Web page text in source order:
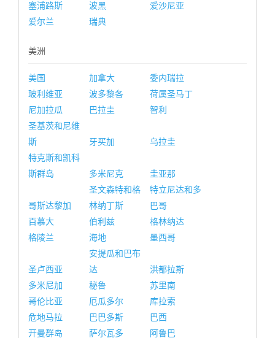
塞浦路斯
波黑
爱沙尼亚
爱尔兰
瑞典
美洲
美国 加拿大
委内瑞拉
玻利维亚
波多黎各
荷属圣马丁
尼加拉瓜
巴拉圭
智利
圣基茨和尼维
斯
牙买加
乌拉圭
特克斯和凯科
斯群岛
多米尼克 圭亚那
哥斯达黎加
圣文森特和格
林纳丁斯
特立尼达和多
巴哥
百慕大
伯利兹
格林纳达
格陵兰
海地 墨西哥
圣卢西亚
安提瓜和巴布
达
洪都拉斯
多米尼加
秘鲁
苏里南
哥伦比亚
厄瓜多尔
库拉索
危地马拉
巴巴多斯
巴西
开曼群岛
萨尔瓦多
阿鲁巴